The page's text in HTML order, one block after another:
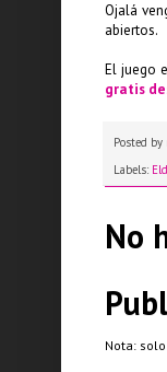
Ojalá
abiertos.
El juego
gratis
Posted by
Labels:
No
Nota: